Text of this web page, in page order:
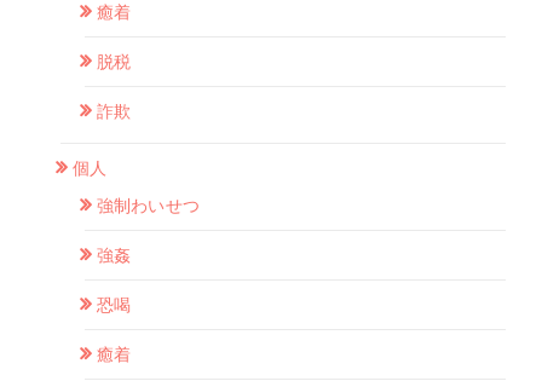
癒着
脱税
詐欺
個人
強制わいせつ
強姦
恐喝
癒着